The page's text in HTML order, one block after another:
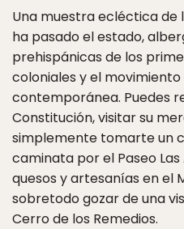
Una muestra ecléctica de
ha pasado el estado,
prehispánicas de los
coloniales y el movimiento
contemporánea. Puedes
Constitución, visitar su
simplemente tomarte un
caminata por el Paseo
quesos y artesanías en el
sobretodo gozar de una
Cerro de los Remedios.